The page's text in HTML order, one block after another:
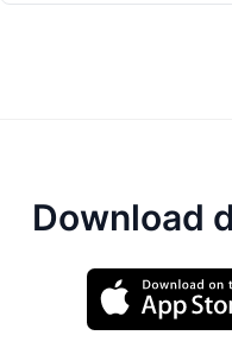
Download